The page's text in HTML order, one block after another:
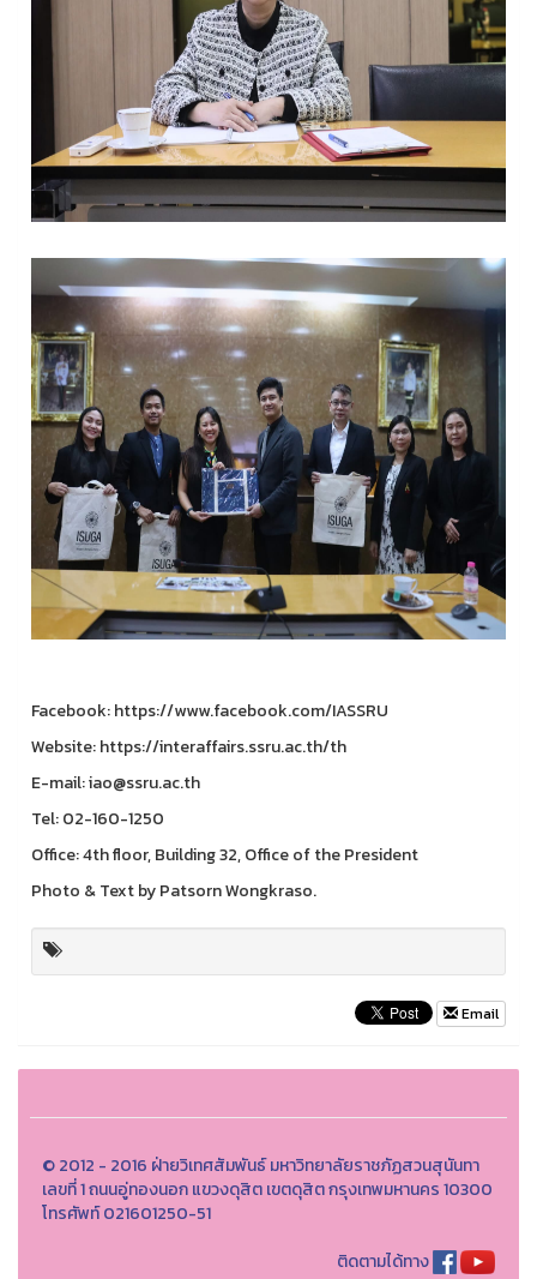
Facebook: https://www.facebook.com/IASSRU
Website: https://interaffairs.ssru.ac.th/th
E-mail: iao@ssru.ac.th
Tel: 02-160-1250
Office: 4th floor, Building 32, Office of the President
Photo & Text by Patsorn Wongkraso.
Email
© 2012 - 2016 ฝ่ายวิเทศสัมพันธ์ มหาวิทยาลัยราชภัฏสวนสุนันทา
เลขที่ 1 ถนนอู่ทองนอก แขวงดุสิต เขตดุสิต กรุงเทพมหานคร 10300
โทรศัพท์ 021601250-51
ติดตามได้ทาง